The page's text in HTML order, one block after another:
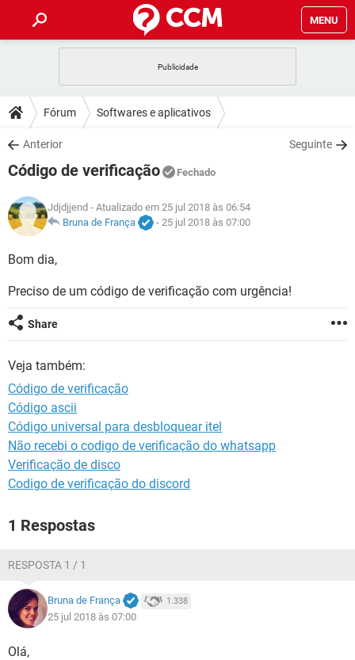
MENU
CELULAR FACEBOOK
OUTLOOK
INSTAGRAM GMAIL
GUIA DE COMPRAS
DICAS
JOGOS WHATSAPP
INSTAGRAM GMAIL
GUIA DE COMPRAS
DOWNLOADS
JOGOS WHATSAPP
CELULAR
OUTLOOK EXCEL
INSTAGRAM
FÓRUM
JOGOS WHATSAPP
CELULAR
OUTLOOK
INSTAGRAM GMAIL
GUIA DE COMPRAS
GLOSSÁRIO
JOGOS
INSTAGRAM
GUIA DE COMPRAS
Fórum Softwares e aplicativos
Anterior Seguinte
Código de verificação Fechado
Jdjdjjend - Atualizado em 25 jul 2018 às 06:54
Bruna de França
- 25 jul 2018 às 07:00
Bom dia,
Preciso de um código de verificação com urgência!
Share
Veja também:
Código de verificação
Código ascii
Código universal para desbloquear itel
Não recebi o codigo de verificação do whatsapp
Verificação de disco
Codigo de verificação do discord
1 Respostas
RESPOSTA 1 / 1
Bruna de França 1.338
25 jul 2018 às 07:00
Olá,